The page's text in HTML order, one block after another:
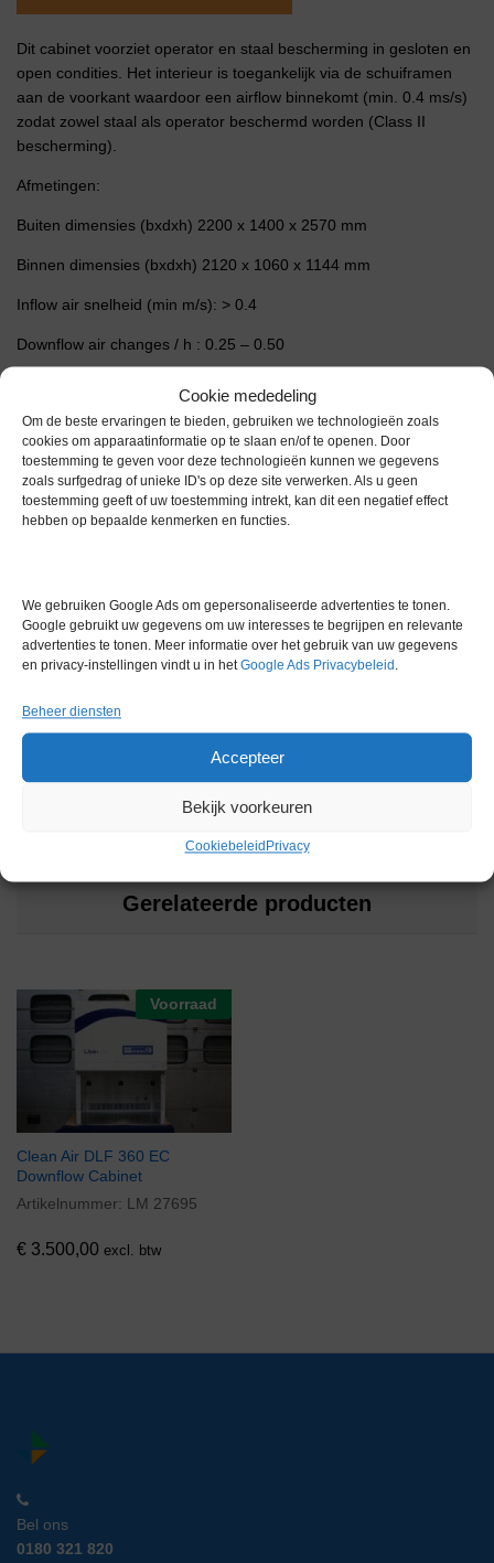
Cookie mededeling
Om de beste ervaringen te bieden, gebruiken we technologieën zoals
cookies om apparaatinformatie op te slaan en/of te openen. Door
toestemming te geven voor deze technologieën kunnen we gegevens
zoals surfgedrag of unieke ID's op deze site verwerken. Als u geen
toestemming geeft of uw toestemming intrekt, kan dit een negatief effect
hebben op bepaalde kenmerken en functies.
We gebruiken Google Ads om gepersonaliseerde advertenties te tonen.
Google gebruikt uw gegevens om uw interesses te begrijpen en relevante
advertenties te tonen. Meer informatie over het gebruik van uw gegevens
en privacy-instellingen vindt u in hetGoogle Ads Privacybeleid .
Beheer diensten
Accepteer
Bekijk voorkeuren
Cookiebeleid Privacy
Dit cabinet voorziet operator en staal bescherming in gesloten en
open condities. Het interieur is toegankelijk via de schuiframen
aan de voorkant waardoor een airflow binnekomt (min. 0.4 ms/s)
zodat zowel staal als operator beschermd worden (Class II
bescherming).
Afmetingen:
Buiten dimensies (bxdxh) 2200 x 1400 x 2570 mm
Binnen dimensies (bxdxh) 2120 x 1060 x 1144 mm
Inflow air snelheid (min m/s): > 0.4
Downflow air changes / h : 0.25 – 0.50
Op de foto’s is een Tecan pipetteer robot geïnstalleerd in de
cabinet (Tecan is niet inbegrepen/voor verkoop)
Extra informatie
Garantie 0 maanden
Conditie Zo goed als nieuw
Merk Overige merken
Gerelateerde producten
Voorraad
Clean Air DLF 360 EC
Downflow Cabinet
Artikelnummer: LM 27695
€ 3.500,00 excl. btw
Bel ons
0180 321 820